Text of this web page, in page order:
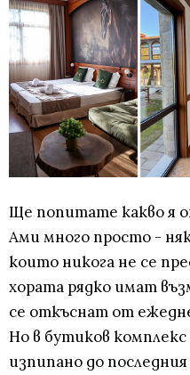
Ще попитате какво я
Ами много просто -
които никога не се
хората рядко имат
се откъснат от
Но в бутиков комплекс
изпипано до